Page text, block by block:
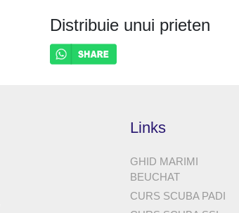
Distribuie unui prieten
Links
GHID MARIMI
BEUCHAT
CURS SCUBA PADI